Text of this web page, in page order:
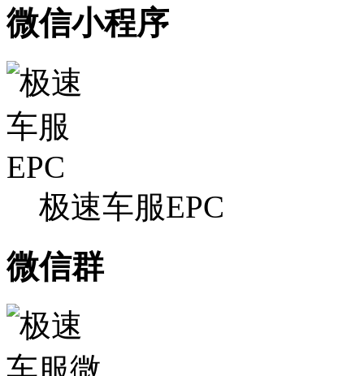
微信小程序
极速车服EPC
微信群